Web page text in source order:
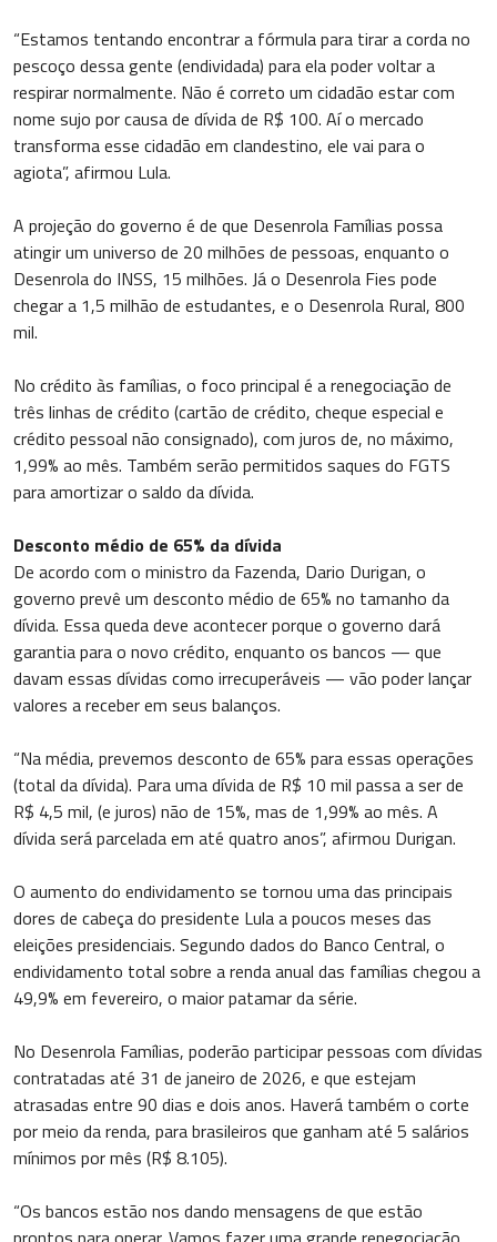
“Estamos tentando encontrar a fórmula para tirar a corda no
pescoço dessa gente (endividada) para ela poder voltar a
respirar normalmente. Não é correto um cidadão estar com
nome sujo por causa de dívida de R$ 100. Aí o mercado
transforma esse cidadão em clandestino, ele vai para o
agiota”, afirmou Lula.
A projeção do governo é de que Desenrola Famílias possa
atingir um universo de 20 milhões de pessoas, enquanto o
Desenrola do INSS, 15 milhões. Já o Desenrola Fies pode
chegar a 1,5 milhão de estudantes, e o Desenrola Rural, 800
mil.
No crédito às famílias, o foco principal é a renegociação de
três linhas de crédito (cartão de crédito, cheque especial e
crédito pessoal não consignado), com juros de, no máximo,
1,99% ao mês. Também serão permitidos saques do FGTS
para amortizar o saldo da dívida.
Desconto médio de 65% da dívida
De acordo com o ministro da Fazenda, Dario Durigan, o
governo prevê um desconto médio de 65% no tamanho da
dívida. Essa queda deve acontecer porque o governo dará
garantia para o novo crédito, enquanto os bancos — que
davam essas dívidas como irrecuperáveis — vão poder lançar
valores a receber em seus balanços.
“Na média, prevemos desconto de 65% para essas operações
(total da dívida). Para uma dívida de R$ 10 mil passa a ser de
R$ 4,5 mil, (e juros) não de 15%, mas de 1,99% ao mês. A
dívida será parcelada em até quatro anos”, afirmou Durigan.
O aumento do endividamento se tornou uma das principais
dores de cabeça do presidente Lula a poucos meses das
eleições presidenciais. Segundo dados do Banco Central, o
endividamento total sobre a renda anual das famílias chegou a
49,9% em fevereiro, o maior patamar da série.
No Desenrola Famílias, poderão participar pessoas com dívidas
contratadas até 31 de janeiro de 2026, e que estejam
atrasadas entre 90 dias e dois anos. Haverá também o corte
por meio da renda, para brasileiros que ganham até 5 salários
mínimos por mês (R$ 8.105).
“Os bancos estão nos dando mensagens de que estão